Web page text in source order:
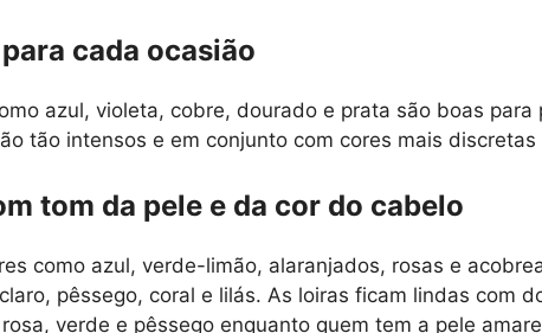
cada ocasião
azul, violeta, cobre, dourado e prata são boas
tão intensos e em conjunto com cores mais
tom da pele e da cor do cabelo
como azul, verde-limão, alaranjados, rosas e
pêssego, coral e lilás. As loiras ficam lindas com
verde e pêssego enquanto quem tem a pele